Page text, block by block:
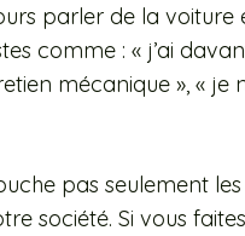
parler de la voiture
comme : « j’ai
mécanique », « je
pas seulement
société. Si vous